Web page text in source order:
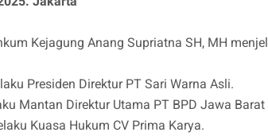
Kejagung Anang Supriatna SH, MH
Presiden Direktur PT Sari Warna Asli.
Mantan Direktur Utama PT BPD Jawa
Kuasa Hukum CV Prima Karya.